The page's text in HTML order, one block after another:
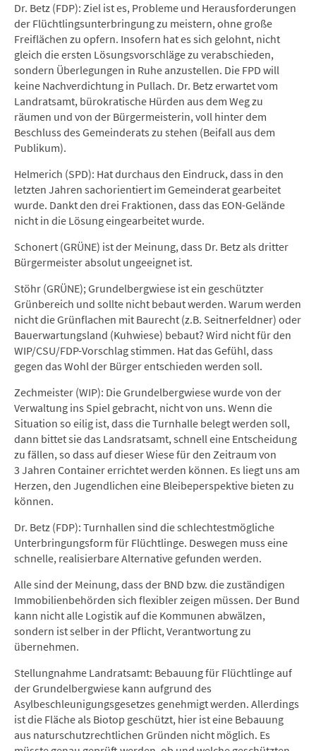
Dr. Betz (FDP): Ziel ist es, Probleme und Herausforderungen
der Flüchtlingsunterbringung zu meistern, ohne große
Freiflächen zu opfern. Insofern hat es sich gelohnt, nicht
gleich die ersten Lösungsvorschläge zu verabschieden,
sondern Überlegungen in Ruhe anzustellen. Die FPD will
keine Nachverdichtung in Pullach. Dr. Betz erwartet vom
Landratsamt, bürokratische Hürden aus dem Weg zu
räumen und von der Bürgermeisterin, voll hinter dem
Beschluss des Gemeinderats zu stehen (Beifall aus dem
Publikum).
Helmerich (SPD): Hat durchaus den Eindruck, dass in den
letzten Jahren sachorientiert im Gemeinderat gearbeitet
wurde. Dankt den drei Fraktionen, dass das EON-Gelände
nicht in die Lösung eingearbeitet wurde.
Schonert (GRÜNE) ist der Meinung, dass Dr. Betz als dritter
Bürgermeister absolut ungeeignet ist.
Stöhr (GRÜNE); Grundelbergwiese ist ein geschützter
Grünbereich und sollte nicht bebaut werden. Warum werden
nicht die Grünflachen mit Baurecht (z.B. Seitnerfeldner) oder
Bauerwartungsland (Kuhwiese) bebaut? Wird nicht für den
WIP/CSU/FDP-Vorschlag stimmen. Hat das Gefühl, dass
gegen das Wohl der Bürger entschieden werden soll.
Zechmeister (WIP): Die Grundelbergwiese wurde von der
Verwaltung ins Spiel gebracht, nicht von uns. Wenn die
Situation so eilig ist, dass die Turnhalle belegt werden soll,
dann bittet sie das Landsratsamt, schnell eine Entscheidung
zu fällen, so dass auf dieser Wiese für den Zeitraum von
3 Jahren Container errichtet werden können. Es liegt uns am
Herzen, den Jugendlichen eine Bleibeperspektive bieten zu
können.
Dr. Betz (FDP): Turnhallen sind die schlechtestmögliche
Unterbringungsform für Flüchtlinge. Deswegen muss eine
schnelle, realisierbare Alternative gefunden werden.
Alle sind der Meinung, dass der BND bzw. die zuständigen
Immobilienbehörden sich flexibler zeigen müssen. Der Bund
kann nicht alle Logistik auf die Kommunen abwälzen,
sondern ist selber in der Pflicht, Verantwortung zu
übernehmen.
Stellungnahme Landratsamt: Bebauung für Flüchtlinge auf
der Grundelbergwiese kann aufgrund des
Asylbeschleunigungsgesetzes genehmigt werden. Allerdings
ist die Fläche als Biotop geschützt, hier ist eine Bebauung
aus naturschutzrechtlichen Gründen nicht möglich. Es